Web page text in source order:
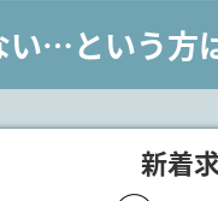
い…という方
新着